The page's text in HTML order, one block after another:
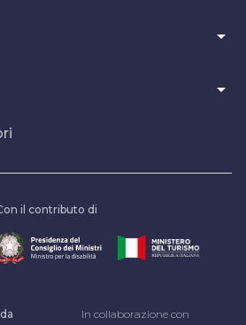
arrow_drop_down
arrow_drop_down
il contributo di
In collaborazione con